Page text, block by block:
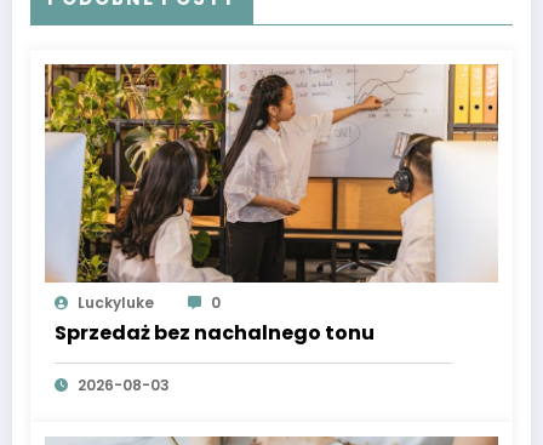
Luckyluke 0
Sprzedaż bez nachalnego tonu
2026-08-03